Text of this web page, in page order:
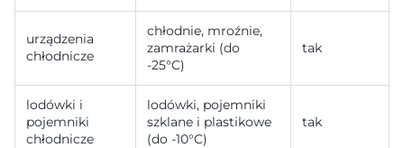
urządzenia
chłodnicze
chłodnie, mroźnie,
zamrażarki (do
-25°C)
tak
lodówki i
pojemniki
chłodnicze
lodówki, pojemniki
szklane i plastikowe
(do -10°C)
tak